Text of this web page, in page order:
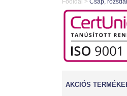
Főoldal > Csap,
AKCIÓS